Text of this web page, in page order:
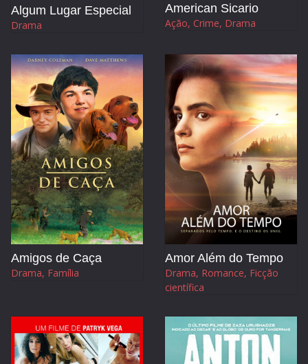
Algum Lugar Especial
Drama
American Sicario
Ação, Crime, Drama
Amigos de Caça
Drama, Família
Amor Além do Tempo
Drama, Romance, Ficção
científica